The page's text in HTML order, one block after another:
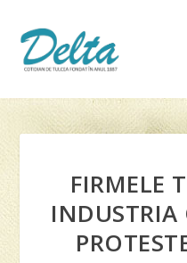
FIRMELE
INDUSTRIA